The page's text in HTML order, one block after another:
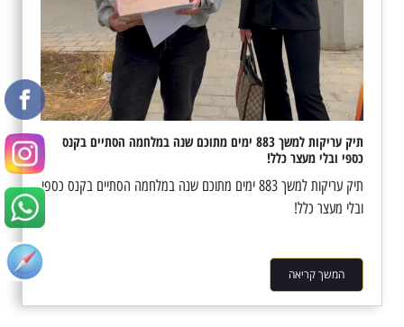
תיק עריקות למשך 883 ימים מתוכם שנה במלחמה הסתיים בקנס
כספי ובלי מעצר כלל!
תיק עריקות למשך 883 ימים מתוכם שנה במלחמה הסתיים בקנס כספי
ובלי מעצר כלל!
המשך קריאה